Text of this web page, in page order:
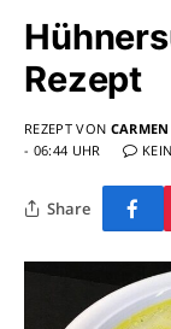
Rezept
REZEPT VON CARMEN
- 06:44 UHR
Share